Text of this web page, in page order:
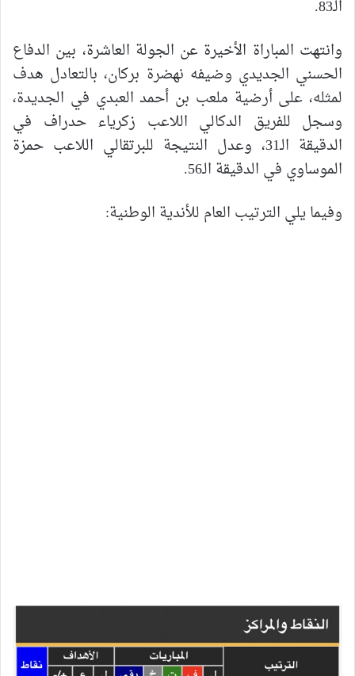
الـ83.
وانتهت المباراة الأخيرة عن الجولة العاشرة، بين الدفاع
الحسني الجديدي وضيفه نهضرة بركان، بالتعادل هدف
لمثله، على أرضية ملعب بن أحمد العبدي في الجديدة،
وسجل للفريق الدكالي اللاعب زكرياء حدراف في
الدقيقة الـ31، وعدل النتيجة للبرتقالي اللاعب حمزة
الموساوي في الدقيقة الـ56.
وفيما يلي الترتيب العام للأندية الوطنية: